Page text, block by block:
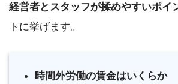
経営者とスタッフが揉めやすいポイ
トに挙げます。
時間外労働の賃金はいくらか